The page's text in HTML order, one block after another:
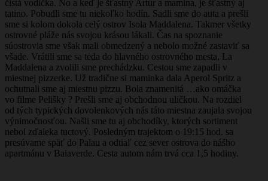
čistá vodička. No a keď je šťastný Artúr a mamina, je šťastný aj
tatino. Pobudli sme tu niekoľko hodín. Sadli sme do auta a prešli
sme si kolom dokola celý ostrov Isola Maddalena. Takmer všetky
ostrovné pláže nás svojou krásou lákali. Čas na spoznanie
súostrovia sme však mali obmedzený a nebolo možné zastaviť sa
všade. Vrátili sme sa teda do hlavného ostrovného mesta, La
Maddalena a zvolili sme prechádzku. Cestou sme zapadli v
miestnej pizzerke. Už tradične si maminka dala Aperol Spritz a
ochutnali sme aj miestnu pizzu. Bola znamenitá …ako omáčka
vo filme Pelišky ? Prešli sme aj obchodnou uličkou. Na rozdiel
od tých typických dovolenkových nás táto miestna zaujala svojou
výnimočnosťou. Našli sme tu aj obchodíky, ktorých sortiment
nebol zďaleka tuctový. Posledným trajektom o 19:15 hod. sa
presúvame späť do Palau a odtiaľ cez sever ostrova do nášho
apartmánu v Baiaverde. Cesta autom nám trvá cca 1,5 hodiny.